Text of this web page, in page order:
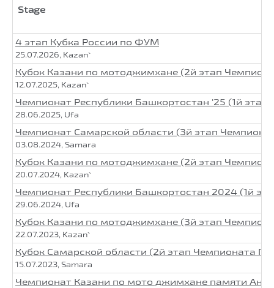
Stage
4 этап Кубка России по ФУМ
25.07.2026, Kazan`
Кубок Казани по мотоджимхане (2й этап
12.07.2025, Kazan`
Чемпионат Республики Башкортостан '25 (1й
28.06.2025, Ufa
Чемпионат Самарской области (3й этап
03.08.2024, Samara
Кубок Казани по мотоджимхане (2й этап
20.07.2024, Kazan`
Чемпионат Республики Башкортостан 2024 (1й
29.06.2024, Ufa
Кубок Казани по мотоджимхане (3й этап
22.07.2023, Kazan`
Кубок Самарской области (2й этап Чемпионата
15.07.2023, Samara
Чемпионат Казани по мото джимхане памяти